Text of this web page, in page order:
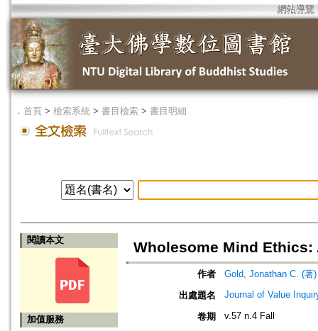
網站導覽
． 首頁 > 檢索系統 > 書目檢索 > 書目明細
閱讀本文
加值服務
Wholesome Mind
作者
Gold, Jonathan C. (著)
出處題名
Journal of Value
卷期 v.57 n.4 Fall